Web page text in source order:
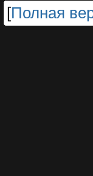
[Полная